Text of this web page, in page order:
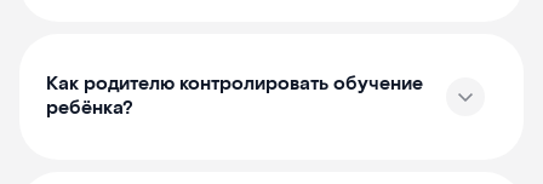
Как родителю контролировать обучение
ребёнка?